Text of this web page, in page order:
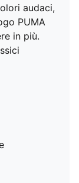
audaci,
PUMA
in più.